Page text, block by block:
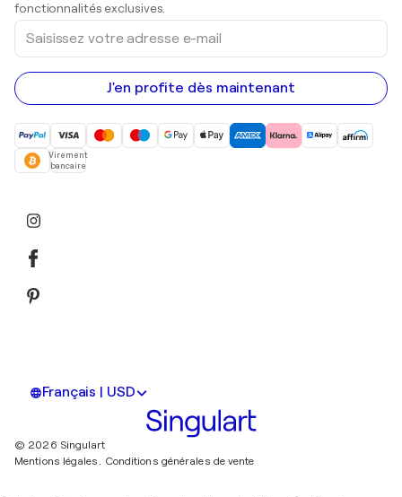
fonctionnalités exclusives.
Saisissez
votre
adresse
e-
mail
J'en profite dès maintenant
Virement
bancaire
Français | USD
© 2026 Singulart
Mentions légales. Conditions générales de vente